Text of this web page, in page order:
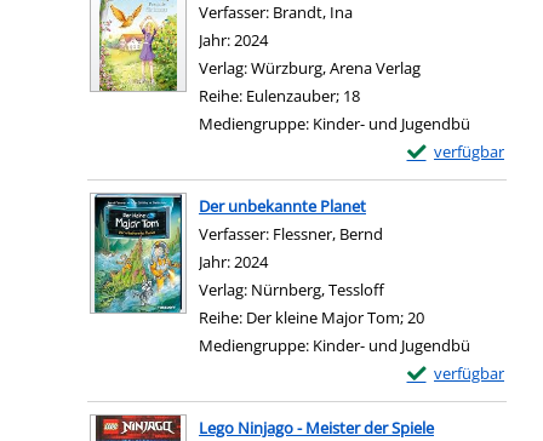
Verfasser: Brandt, Ina
Jahr:2024
Verlag:Würzburg, Arena Verlag
Reihe: Eulenzauber; 18
Mediengruppe: Kinder- und Jugendbü
verfügbar
Exemplar-
Zum Download
Der unbekannte Planet
Verfasser: Flessner, Bernd
Jahr:2024
Verlag: Nürnberg, Tessloff
Reihe: Der kleine Major Tom; 20
Mediengruppe: Kinder- und Jugendbü
verfügbar
Exemplar-
Zum Download
Lego Ninjago - Meister der Spiele